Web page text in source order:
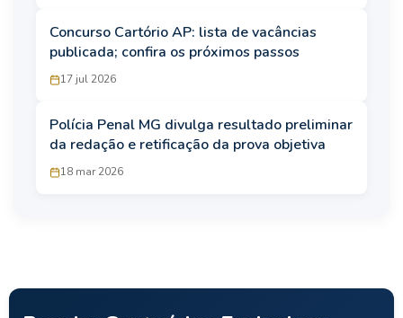
Concurso Cartório AP: lista de vacâncias
publicada; confira os próximos passos
17 jul 2026
Polícia Penal MG divulga resultado preliminar
da redação e retificação da prova objetiva
18 mar 2026